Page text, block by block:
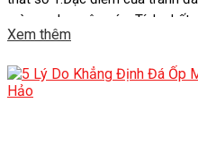
màu xanh xuyên sángTính
và sự cuốn hút của tranh đá
Xem thêm